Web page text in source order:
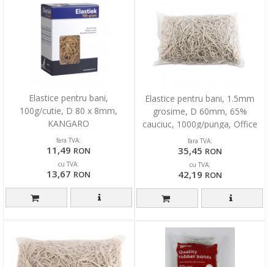
Elastice pentru bani,
100g/cutie, D 80 x 8mm,
KANGARO
fara TVA:
11,49 RON
cu TVA:
13,67 RON
Elastice pentru bani, 1.5mm
grosime, D 60mm, 65%
cauciuc, 1000g/punga, Office
Products
fara TVA:
35,45 RON
cu TVA:
42,19 RON